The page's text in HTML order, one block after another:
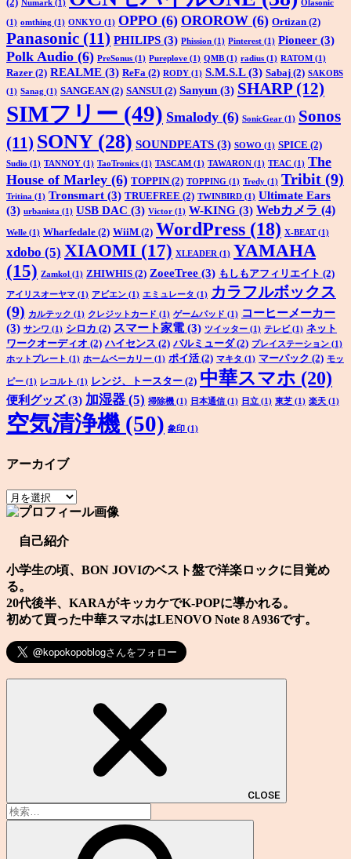
Numark (1) Olasonic
(1) omthing (1) ONKYO (1) OPPO (6) OROROW (6) Ortizan (2)
Panasonic (11) PHILIPS (3) Phission (1) Pinterest (1) Pioneer (3)
Polk Audio (6) PreSonus (1) Pureplove (1) QMB (1) radius (1) RATOM (1)
Razer (2) REALME (3) ReFa (2) RODY (1) S.M.S.L(3) Sabaj (2) SAKOBS
(1) Sanag (1) SANGEAN(2) SANSUI (2) Sanyun (3) SHARP(12)
SIMフリー (49) Smalody (6) SonicGear (1) Sonos
(11) SONY(28) SOUNDPEATS (3) SOWO (1) SPICE (2)
Sudio (1) TANNOY (1) TaoTronics (1) TASCAM (1) TAWARON (1) TEAC (1) The
House of Marley (6) TOPPIN(2) TOPPING (1) Tredy (1) Tribit (9)
Tritina (1) Tronsmart (3) TRUEFREE (2) TWINBIRD (1) Ultimate Ears
(3) urbanista (1) USB DAC (3) Victor (1) W-KING (3) Webカメラ (4)
Welle (1) Wharfedale (2) WiiM (2) WordPress (18) X-BEAT(1)
xdobo (5) XIAOMI (17) XLEADER (1) YAMAHA
(15) Zamkol (1) ZHIWHIS (2) ZoeeTree (3) もしもアフィリエイト (2)
アイリスオーヤマ (1) アビエン (1) エミュレータ (1) カラフルボックス
(9) カルテック (1) クレジットカード (1) ゲームパッド (1) コーヒーメーカー
(3) サンワ (1) シロカ (2) スマート家電 (3) ツイッター (1) テレビ(1) ネット
ワークオーディオ (2) ハイセンス (2) バルミューダ(2) プレイステーション (1)
ホットプレート (1) ホームベーカリー (1) ポイ活(2) マキタ (1) マーパック (2) モッ
ピー (1) レコルト (1) レンジ、トースター (2) 中華スマホ (20)
便利グッズ(3) 加湿器 (5) 掃除機 (1) 日本通信 (1) 日立 (1) 東芝 (1) 楽天 (1)
空気清浄機 (50) 象印 (1)
アーカイブ
ア
ー
ブ
自己紹介
小学生の頃、BON JOVIのベスト盤で洋楽ロックに目覚め
る。
20代後半、KARAがキッカケでK-POPに導かれる。
初めて買った中華スマホはLENOVO Note 8 A936です。
CLOSE
検
索: